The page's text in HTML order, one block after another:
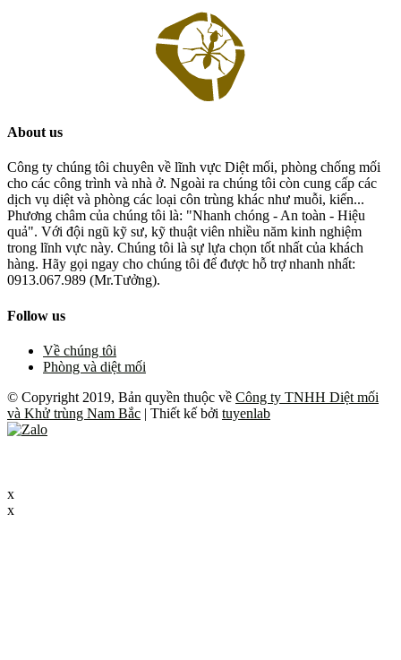
About us
Công ty chúng tôi chuyên về lĩnh vực Diệt mối, phòng chống mối
cho các công trình và nhà ở. Ngoài ra chúng tôi còn cung cấp các
dịch vụ diệt và phòng các loại côn trùng khác như muỗi, kiến...
Phương châm của chúng tôi là: "Nhanh chóng - An toàn - Hiệu
quả". Với đội ngũ kỹ sư, kỹ thuật viên nhiều năm kinh nghiệm
trong lĩnh vực này. Chúng tôi là sự lựa chọn tốt nhất của khách
hàng. Hãy gọi ngay cho chúng tôi để được hỗ trợ nhanh nhất:
0913.067.989 (Mr.Tưởng).
Follow us
Về chúng tôi
Phòng và diệt mối
© Copyright 2019, Bản quyền thuộc về Công ty TNHH Diệt mối
và Khử trùng Nam Bắc | Thiết kế bởi tuyenlab
x
x